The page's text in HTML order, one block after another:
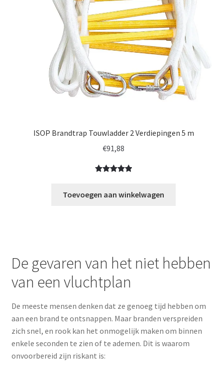
ISOP Brandtrap Touwladder 2 Verdiepingen 5 m
€91,88
Toevoegen aan winkelwagen
De gevaren van het niet hebben
van een vluchtplan
De meeste mensen denken dat ze genoeg tijd hebben om
aan een brand te ontsnappen. Maar branden verspreiden
zich snel, en rook kan het onmogelijk maken om binnen
enkele seconden te zien of te ademen. Dit is waarom
onvoorbereid zijn riskant is: